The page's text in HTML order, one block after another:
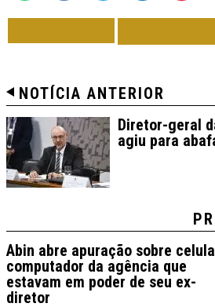
NOTÍCIA ANTERIOR
Diretor-geral
agiu para
Abin abre apuração sobre
computador da agência que
estavam em poder de seu ex-
diretor